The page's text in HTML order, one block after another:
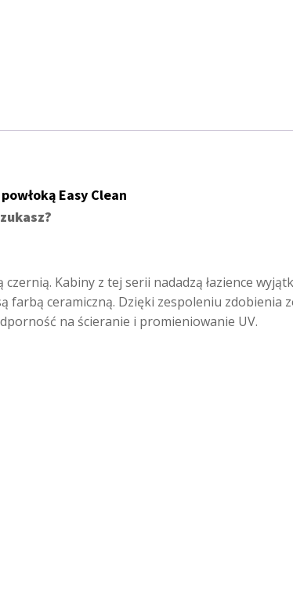
Easy Clean
Kabiny z tej serii nadadzą łazience
ceramiczną. Dzięki zespoleniu zdobienia
na ścieranie i promieniowanie UV.